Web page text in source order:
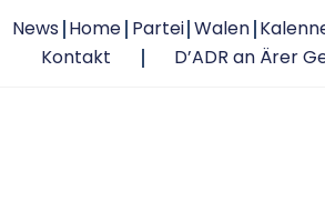
News Home Partei Walen
Kontakt
D’ADR an Ärer